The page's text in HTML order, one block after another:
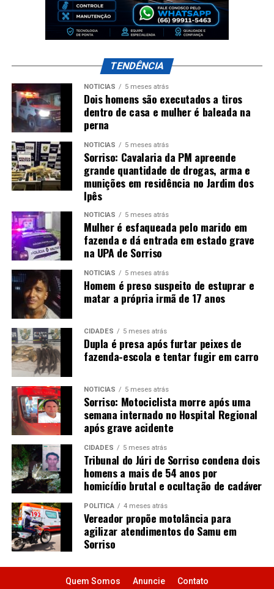
TENDÊNCIA
NOTÍCIAS 5 meses atrás
Dois homens são executados a tiros
dentro de casa e mulher é baleada na
perna
NOTÍCIAS 5 meses atrás
Sorriso: Cavalaria da PM apreende
grande quantidade de drogas, arma e
munições em residência no Jardim dos
Ipês
NOTÍCIAS 5 meses atrás
Mulher é esfaqueada pelo marido em
fazenda e dá entrada em estado grave
na UPA de Sorriso
NOTÍCIAS 5 meses atrás
Homem é preso suspeito de estuprar e
matar a própria irmã de 17 anos
CIDADES 5 meses atrás
Dupla é presa após furtar peixes de
fazenda-escola e tentar fugir em carro
NOTÍCIAS 5 meses atrás
Sorriso: Motociclista morre após uma
semana internado no Hospital Regional
após grave acidente
CIDADES 5 meses atrás
Tribunal do Júri de Sorriso condena dois
homens a mais de 54 anos por
homicídio brutal e ocultação de cadáver
POLÍTICA 4 meses atrás
Vereador propõe motolância para
agilizar atendimentos do Samu em
Sorriso
Quem Somos Anuncie Contato